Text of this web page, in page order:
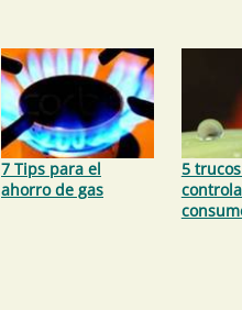
7 Tips para el
ahorro de gas
5